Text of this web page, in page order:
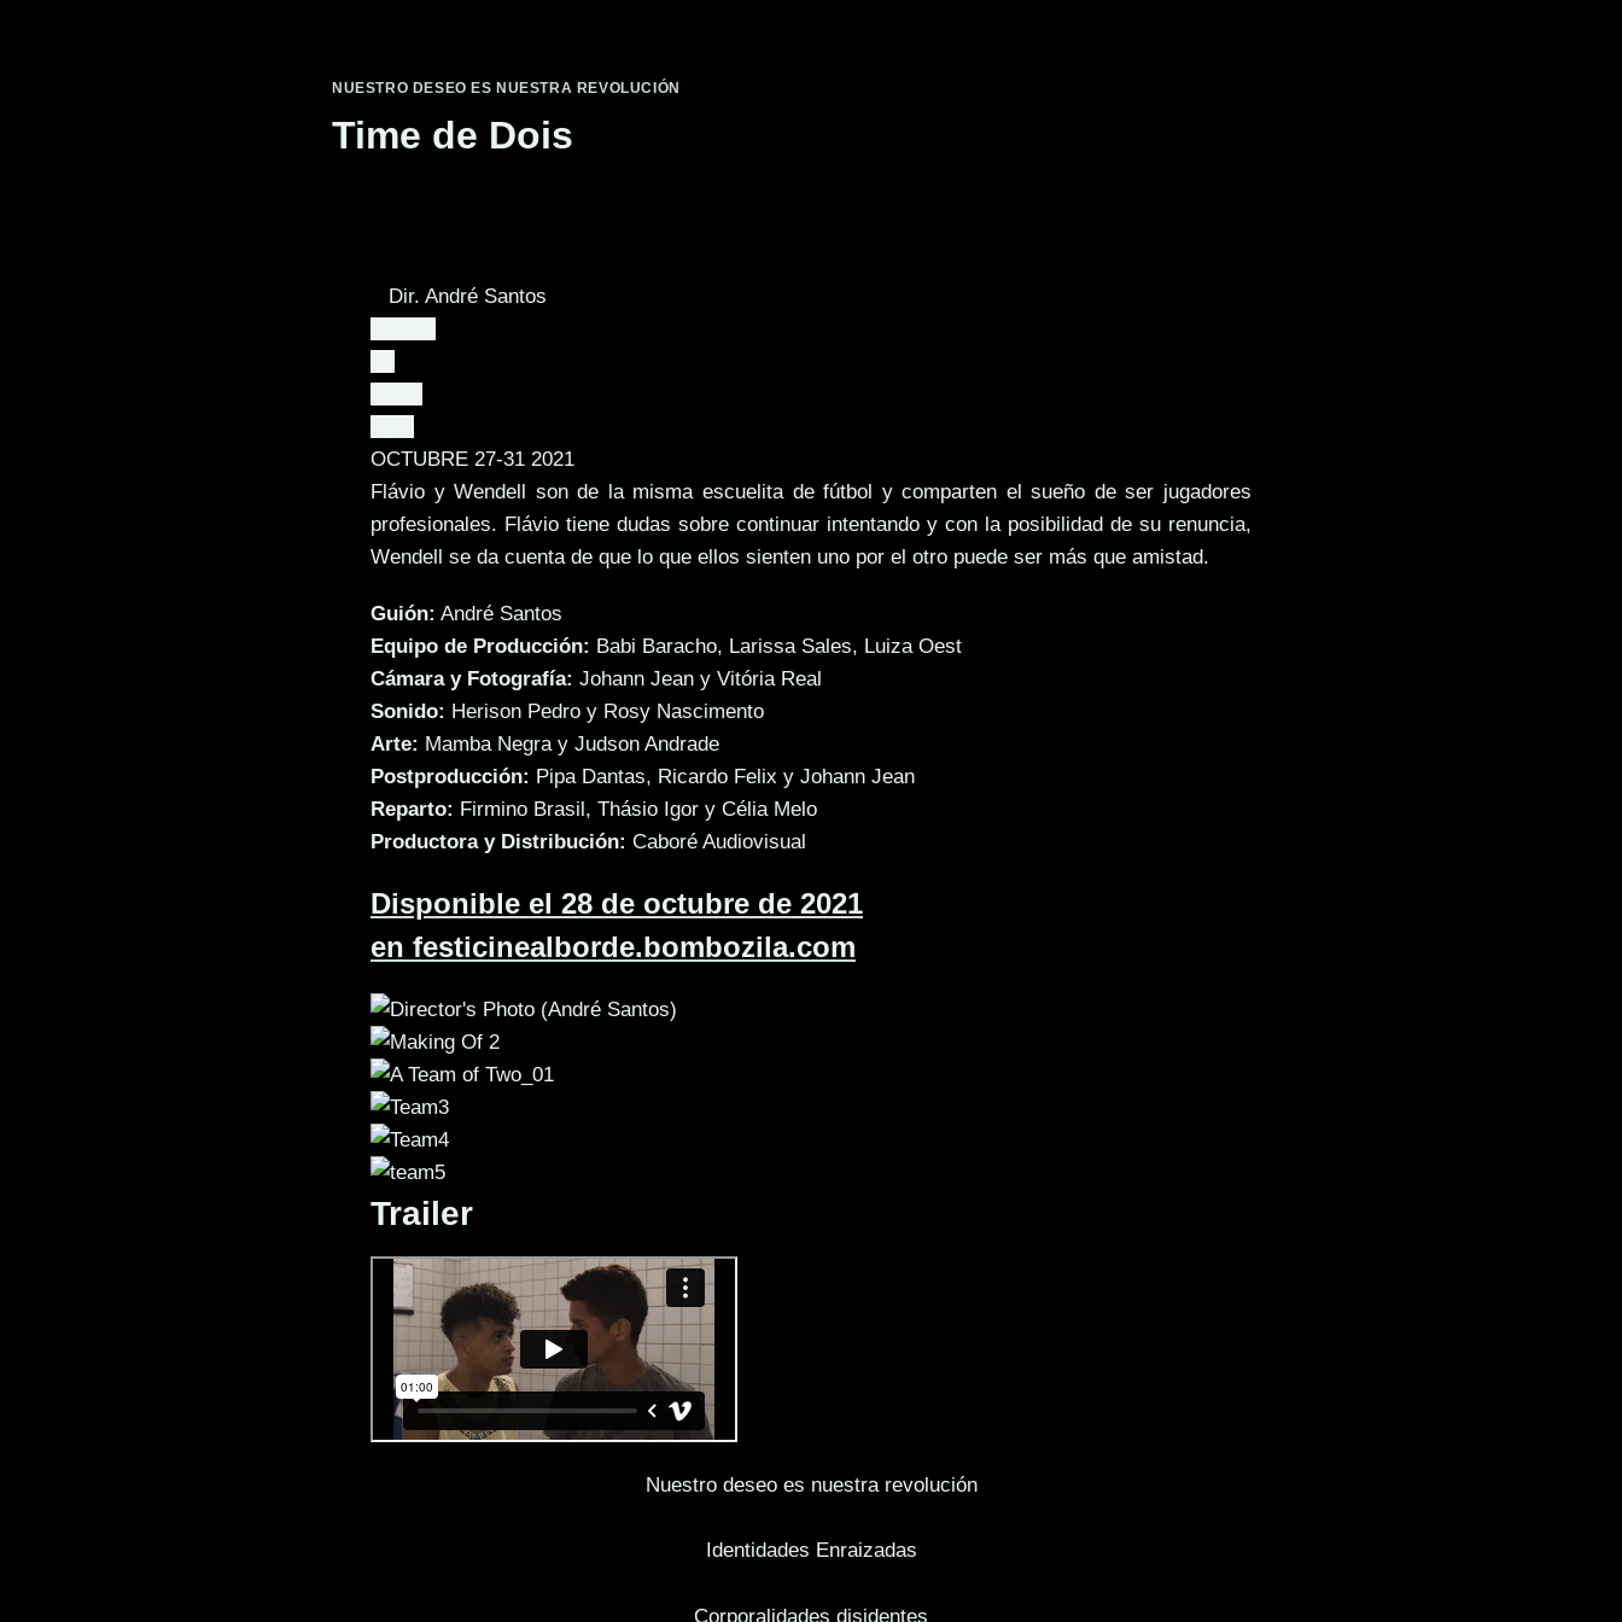
NUESTRO DESEO ES NUESTRA REVOLUCIÓN
Time de Dois
Dir. André Santos
OCTUBRE 27-31 2021
Flávio y Wendell son de la misma escuelita de fútbol y comparten el sueño de ser jugadores
profesionales. Flávio tiene dudas sobre continuar intentando y con la posibilidad de su renuncia,
Wendell se da cuenta de que lo que ellos sienten uno por el otro puede ser más que amistad.
Guión: André Santos
Equipo de Producción: Babi Baracho, Larissa Sales, Luiza Oest
Cámara y Fotografía: Johann Jean y Vitória Real
Sonido: Herison Pedro y Rosy Nascimento
Arte: Mamba Negra y Judson Andrade
Postproducción: Pipa Dantas, Ricardo Felix y Johann Jean
Reparto: Firmino Brasil, Thásio Igor y Célia Melo
Productora y Distribución: Caboré Audiovisual
Disponible el 28 de octubre de 2021
en festicinealborde.bombozila.com
Trailer
Nuestro deseo es nuestra revolución
Identidades Enraizadas
Corporalidades disidentes